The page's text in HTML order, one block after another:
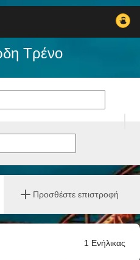
Tρένο
Προσθέστε επιστροφή
1 Ενήλικας